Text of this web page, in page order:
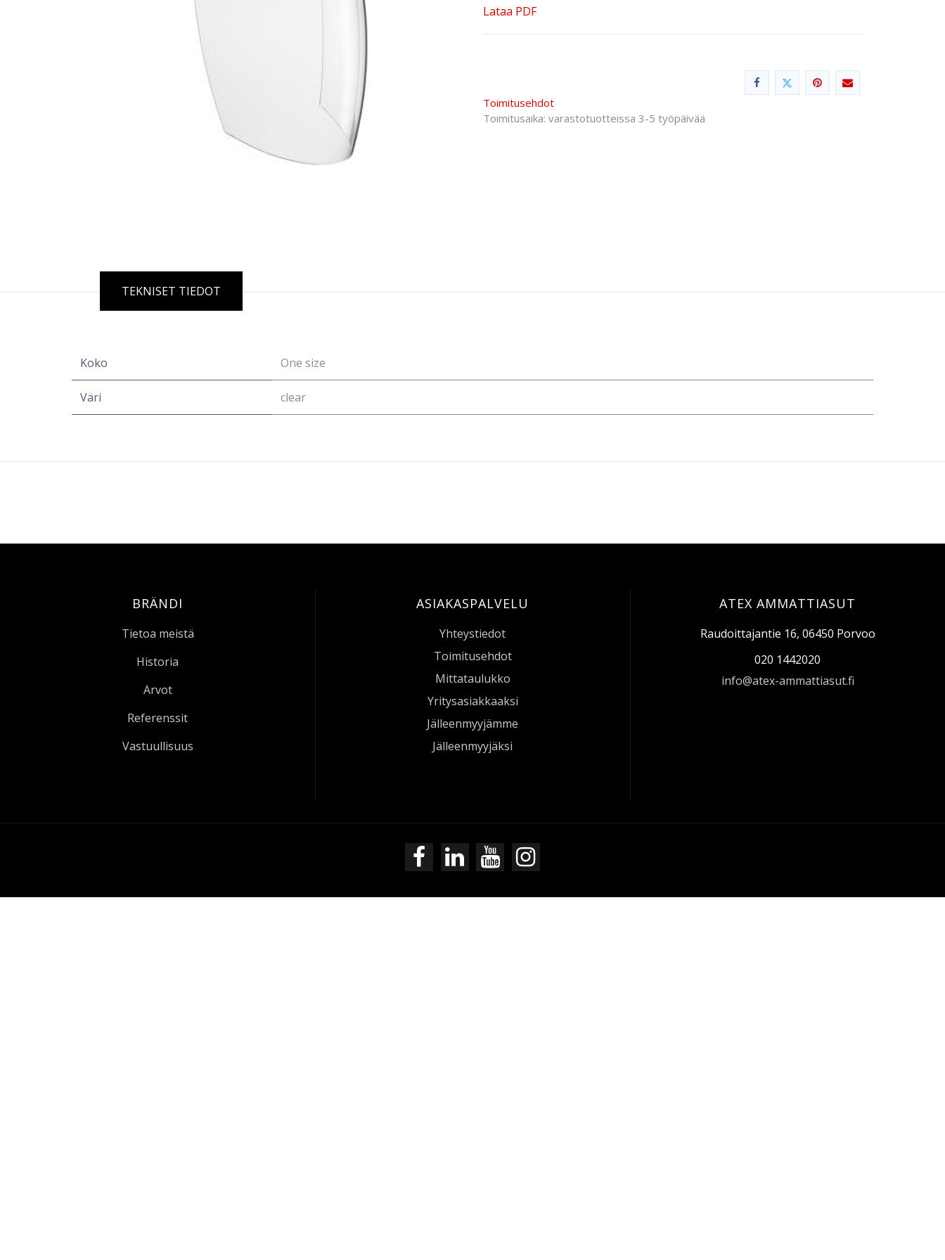
Lataa PDF
Toimitusehdot
Toimitusaika: varastotuotteissa 3-5 työpäivää
TEKNISET TIEDOT
Koko One size
Väri clear
ASIAKASPALVELU
Yhteystiedot
Toimitusehdot
Mittataulukko
Yritysasiakkaaksi
Jälleenmyyjämme
Jälleenmyyjäksi
ATEX AMMATTIASUT
Raudoittajantie 16, 06450 Porvoo
020 1442020
info@atex-ammattiasut.fi
BRÄNDI
Tietoa meistä
Historia
Arvot
Referenssit
Vastuullisuus